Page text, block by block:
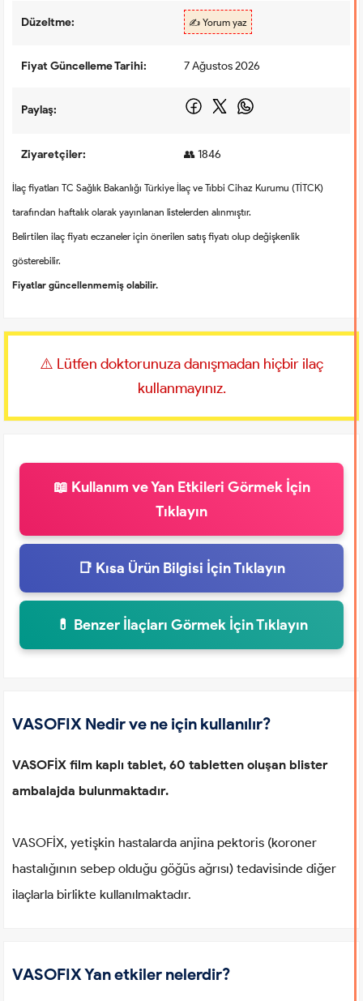
Düzeltme: ✍️ Yorum yaz
Fiyat Güncelleme Tarihi: 7 Ağustos 2026
Paylaş:
Ziyaretçiler: 👥 1846
İlaç fiyatları TC Sağlık Bakanlığı Türkiye İlaç ve Tıbbi Cihaz Kurumu (TİTCK)
tarafından haftalık olarak yayınlanan listelerden alınmıştır.
Belirtilen ilaç fiyatı eczaneler için önerilen satış fiyatı olup değişkenlik
gösterebilir.
Fiyatlar güncellenmemiş olabilir.
⚠️ Lütfen doktorunuza danışmadan hiçbir ilaç
kullanmayınız.
📖 Kullanım ve Yan Etkileri Görmek İçin
Tıklayın
📑 Kısa Ürün Bilgisi İçin Tıklayın
💊 Benzer İlaçları Görmek İçin Tıklayın
VASOFIX Nedir ve ne için kullanılır?
VASOFİX film kaplı tablet, 60 tabletten oluşan blister
ambalajda bulunmaktadır.
VASOFİX, yetişkin hastalarda anjina pektoris (koroner
hastalığının sebep olduğu göğüs ağrısı) tedavisinde diğer
ilaçlarla birlikte kullanılmaktadır.
VASOFIX Yan etkiler nelerdir?